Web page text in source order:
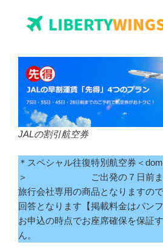
JALの割引航空券
＊スペシャル往復特別航空券＜
＞ ご出発の７日前までお
旅行会社専用の商品となりますの
回答となります【掲載料金はパン
お申込の時点でお座席確保を保証
ん。